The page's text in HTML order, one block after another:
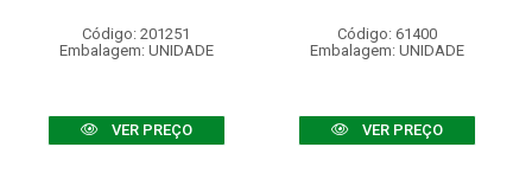
Código: 201251
Embalagem: UNIDADE
VER PREÇO
Código: 61400
Embalagem: UNIDADE
VER PREÇO